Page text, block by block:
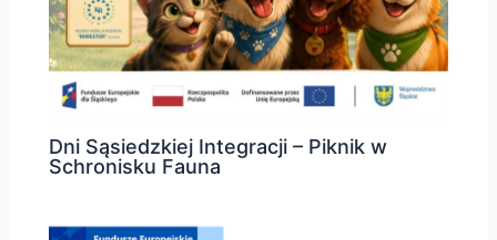
Dni Sąsiedzkiej Integracji – Piknik w
Schronisku Fauna